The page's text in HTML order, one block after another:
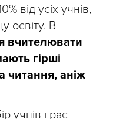
від усіх учнів,
освіту. В
вчителювати
гірші
читання, аніж
учнів грає